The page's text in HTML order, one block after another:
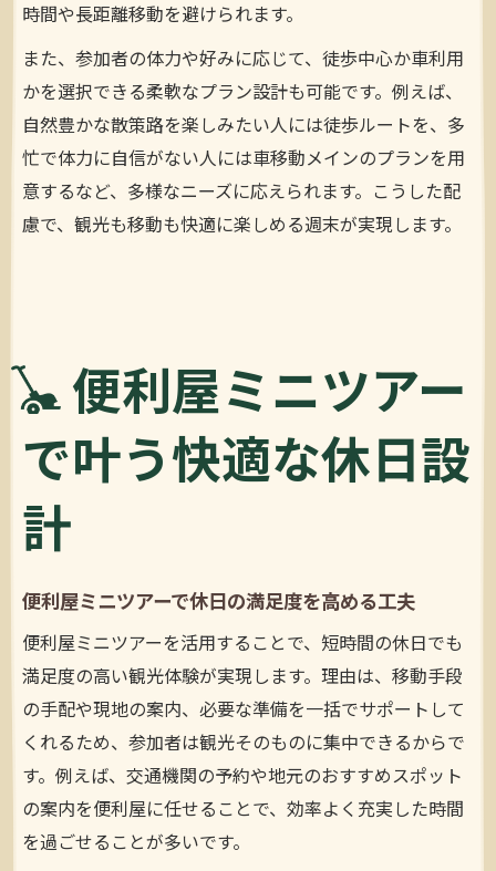
時間や長距離移動を避けられます。
また、参加者の体力や好みに応じて、徒歩中心か車利用
かを選択できる柔軟なプラン設計も可能です。例えば、
自然豊かな散策路を楽しみたい人には徒歩ルートを、多
忙で体力に自信がない人には車移動メインのプランを用
意するなど、多様なニーズに応えられます。こうした配
慮で、観光も移動も快適に楽しめる週末が実現します。
便利屋ミニツアー
で叶う快適な休日設
計
便利屋ミニツアーで休日の満足度を高める工夫
便利屋ミニツアーを活用することで、短時間の休日でも
満足度の高い観光体験が実現します。理由は、移動手段
の手配や現地の案内、必要な準備を一括でサポートして
くれるため、参加者は観光そのものに集中できるからで
す。例えば、交通機関の予約や地元のおすすめスポット
の案内を便利屋に任せることで、効率よく充実した時間
を過ごせることが多いです。